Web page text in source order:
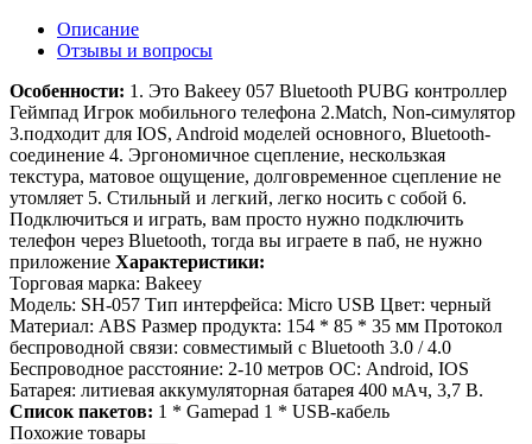
Описание
Отзывы и вопросы
Особенности: 1. Это Bakeey 057 Bluetooth PUBG контроллер
Геймпад Игрок мобильного телефона 2.Match, Non-симулятор
3.подходит для IOS, Android моделей основного, Bluetooth-
соединение 4. Эргономичное сцепление, нескользкая
текстура, матовое ощущение, долговременное сцепление не
утомляет 5. Стильный и легкий, легко носить с собой 6.
Подключиться и играть, вам просто нужно подключить
телефон через Bluetooth, тогда вы играете в паб, не нужно
приложение Характеристики:
Торговая марка: Bakeey
Модель: SH-057 Тип интерфейса: Micro USB Цвет: черный
Материал: ABS Размер продукта: 154 * 85 * 35 мм Протокол
беспроводной связи: совместимый с Bluetooth 3.0 / 4.0
Беспроводное расстояние: 2-10 метров ОС: Android, IOS
Батарея: литиевая аккумуляторная батарея 400 мАч, 3,7 В.
Список пакетов: 1 * Gamepad 1 * USB-кабель
Похожие товары